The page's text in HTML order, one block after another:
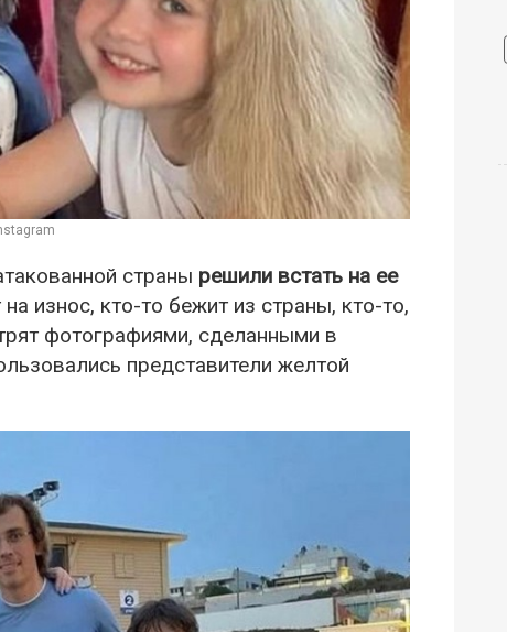
страны решили встать на ее
износ, кто-то бежит из страны, кто-то,
фотографиями, сделанными в
представители желтой